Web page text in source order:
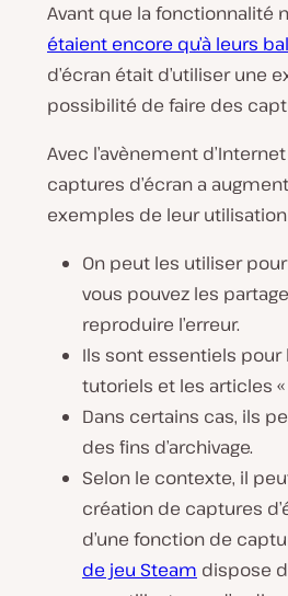
Avant que la fonctionnalité
étaient encore qu’à leurs
d’écran était d’utiliser une
possibilité de faire des
Avec l’avènement
captures d’écran a
exemples de leur utilisation
On peut les utiliser pour
vous pouvez les
reproduire l’erreur.
Ils sont essentiels pour
tutoriels et les articles
Dans certains cas, ils
des fins d’archivage.
Selon le contexte, il
création de captures
d’une fonction de
de jeu Steam dispose